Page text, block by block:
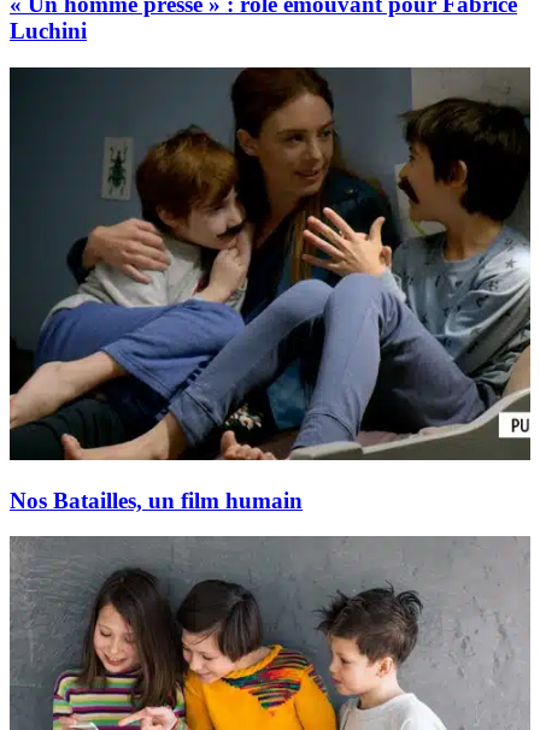
Luchini
Nos Batailles, un film humain